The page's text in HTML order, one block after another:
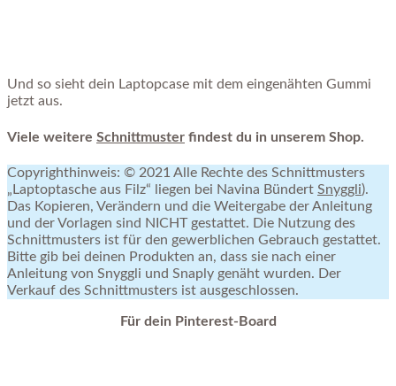
Und so sieht dein Laptopcase mit dem eingenähten Gummi
jetzt aus.
Viele weitere Schnittmuster findest du in unserem Shop.
Copyrighthinweis: © 2021 Alle Rechte des Schnittmusters
„Laptoptasche aus Filz“ liegen bei Navina Bündert Snyggli).
Das Kopieren, Verändern und die Weitergabe der Anleitung
und der Vorlagen sind NICHT gestattet. Die Nutzung des
Schnittmusters ist für den gewerblichen Gebrauch gestattet.
Bitte gib bei deinen Produkten an, dass sie nach einer
Anleitung von Snyggli und Snaply genäht wurden. Der
Verkauf des Schnittmusters ist ausgeschlossen.
Für dein Pinterest-Board